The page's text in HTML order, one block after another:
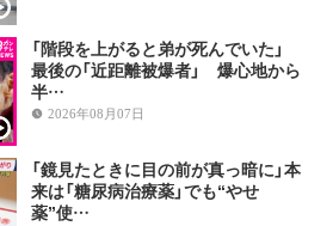
「階段を上がると弟が死んでいた」
最後の「近距離被爆者」 爆心地から
半…
2026年08月07日
「鏡見たときに目の前が真っ暗に」本
来は「糖尿病治療薬」でも“やせ
薬”使…